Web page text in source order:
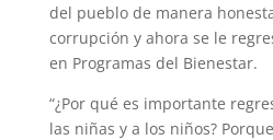
del pueblo de manera
corrupción y ahora se le
en Programas del Bienestar.
“¿Por qué es importante
las niñas y a los niños?